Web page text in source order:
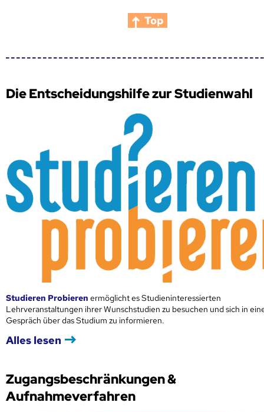
Top
Die Entscheidungshilfe zur Studienwahl
Studieren Probieren ermöglicht es Studieninteressierten
Lehrveranstaltungen ihrer Wunschstudien zu besuchen und sich in
Gespräch über das Studium zu informieren.
Alles lesen
Zugangsbeschränkungen &
Aufnahmeverfahren